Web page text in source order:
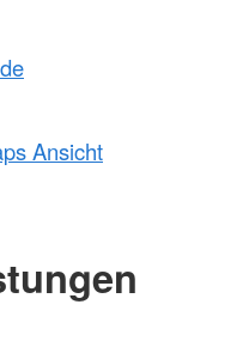
Ansicht